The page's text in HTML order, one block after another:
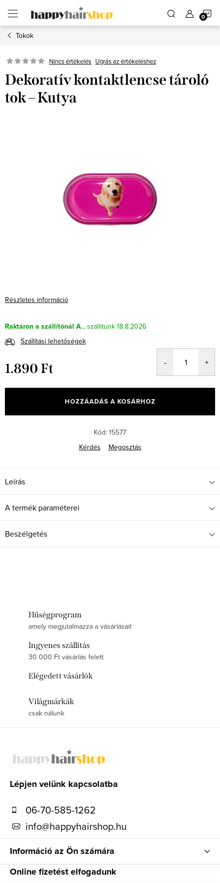
fő
tartalomhoz
Tokok
Nincs értékelés Ugrás az értékeléshez
Dekoratív kontaktlencse tároló
tok – Kutya
Részletes információ
Raktáron a szállítónál A.
18.8.2026
Szállítási lehetőségek
1.890 Ft
HOZZÁADÁS A KOSÁRHOZ
Kód: 15577
Kérdés
Megosztás
Leírás
A termék paraméterei
Beszélgetés
Hűségprogram
amely megjutalmazza a vásárlásait
Ingyenes szállítás
30 000 Ft vásárlás felett
Elégedett vásárlók
Világmárkák
csak nálunk
Lépjen velünk kapcsolatba
06-70-585-1262
info@happyhairshop.hu
Információ az Ön számára
Online fizetést elfogadunk